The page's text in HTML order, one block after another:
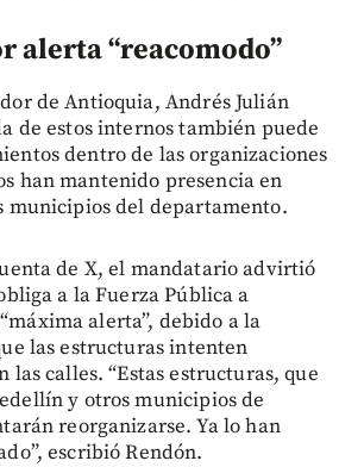
alerta “reacomodo”
de Antioquia, Andrés Julián
de estos internos también puede
dentro de las organizaciones
han mantenido presencia en
municipios del departamento.
de X, el mandatario advirtió
a la Fuerza Pública a
alerta”, debido a la
las estructuras intenten
las calles. “Estas estructuras, que
y otros municipios de
reorganizarse. Ya lo han
escribió Rendón.